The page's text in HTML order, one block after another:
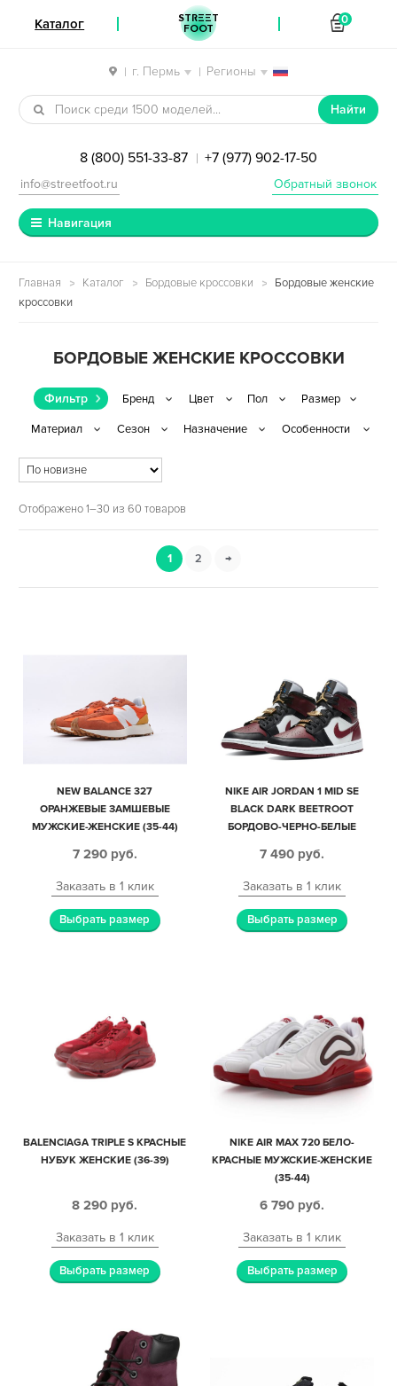
| г. Пермь | Регионы
Перейти к навигации
Перейти к содержимому
Найти
8 (800) 551-33-87 | +7 (977) 902-17-50
Обратный звонок
info@streetfoot.ru
Навигация
Главная Каталог Бордовые кроссовки
Бордовые женские
кроссовки
БОРДОВЫЕ ЖЕНСКИЕ КРОССОВКИ
Фильтр
Отображено 1–30 из 60 товаров
1 2 →
NEW BALANCE 327
ОРАНЖЕВЫЕ ЗАМШЕВЫЕ
МУЖСКИЕ-ЖЕНСКИЕ (35-44)
7 290 руб.
Заказать в 1 клик
Выбрать размер
NIKE AIR JORDAN 1 MID SE
BLACK DARK BEETROOT
БОРДОВО-ЧЕРНО-БЕЛЫЕ
7 490 руб.
Заказать в 1 клик
Выбрать размер
BALENCIAGA TRIPLE S КРАСНЫЕ
НУБУК ЖЕНСКИЕ (36-39)
8 290 руб.
Заказать в 1 клик
Выбрать размер
NIKE AIR MAX 720 БЕЛО-
КРАСНЫЕ МУЖСКИЕ-ЖЕНСКИЕ
(35-44)
6 790 руб.
Заказать в 1 клик
Выбрать размер
Каталог STREET
FOOT
0